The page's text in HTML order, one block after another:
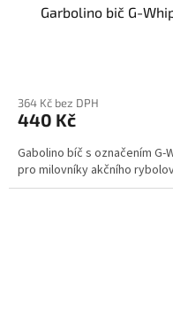
Garbolino bič G-
364 Kč bez DPH
440 Kč
Gabolino bíč s označením
pro milovníky akčního